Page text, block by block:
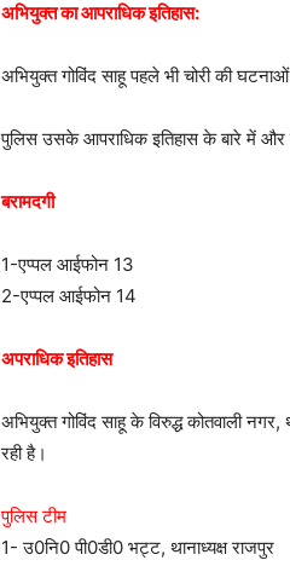
अभियुक्त का आपराधिक इतिहास:
अभियुक्त गोविंद साहू पहले भी चोरी की
पुलिस उसके आपराधिक इतिहास के बारे में और
बरामदगी
1-एप्पल आईफोन 13
2-एप्पल आईफोन 14
अपराधिक इतिहास
अभियुक्त गोविंद साहू के विरुद्ध कोतवाली
रही है।
पुलिस टीम
1- उ0नि0 पी0डी0 भट्ट, थानाध्यक्ष राजपुर